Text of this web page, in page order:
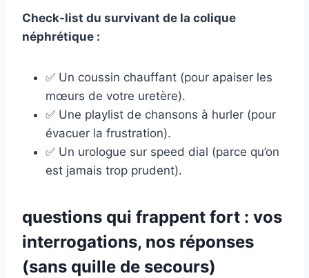
Check-list du survivant de la colique
néphrétique :
✅ Un coussin chauffant (pour apaiser les
mœurs de votre uretère).
✅ Une playlist de chansons à hurler (pour
évacuer la frustration).
✅ Un urologue sur speed dial (parce qu’on
est jamais trop prudent).
questions qui frappent fort : vos
interrogations, nos réponses
(sans quille de secours)